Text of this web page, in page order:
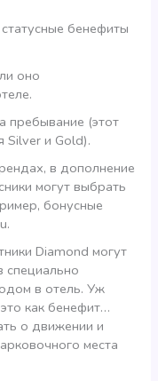
бенефиты
оно
пребывание (этот
Silver и Gold).
в дополнение
могут выбрать
бонусные
Diamond могут
специально
в отель. Уж
как бенефит…
о движении и
места